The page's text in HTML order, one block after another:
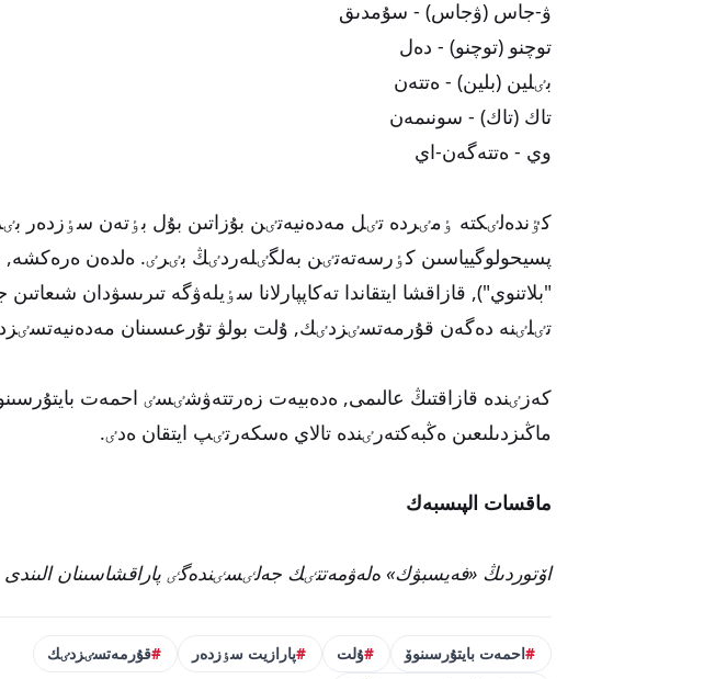
ۋ-جاس (ۋجاس) - سۇمدىق
توچنو (توچنو) - دەل
بٸلين (بلين) - ەتتەن
تاك (تاك) - سونىمەن
وي - ەتتەگەن-اي
كٷندەلٸكتە ٶمٸردە تٸل مەدەنيەتٸن بۇزاتىن بۇل بٶتەن سٶزدەر
پسيحولوگيياسىن كٶرسەتەتٸن بەلگٸلەردٸڭ بٸرٸ. ەلدەن
"بلاتنوي"), قازاقشا ايتقاندا تەكاپپارلانا سٶيلەۋگە تىرىسۋدان
تٸلٸنە دەگەن قۇرمەتسٸزدٸك, ۇلت بولۋ تۇرعىسىنان
كەزٸندە قازاقتىڭ عالىمى, ەدەبيەت زەرتتەۋشٸسٸ احمەت
ماڭىزدىلىعىن ەڭبەكتەرٸندە تالاي ەسكەرتٸپ ايتقان ەدٸ.
ماقسات الپىسبەك
اۆتوردىڭ «فەيسبۋك» ەلەۋمەتتٸك جەلٸسٸندەگٸ پاراقشاسىنان الىندى
احمەت بايتۇرسىنوۆ ۇلت پارازيت سٶزدەر
قۇرمەتسٸزدٸك